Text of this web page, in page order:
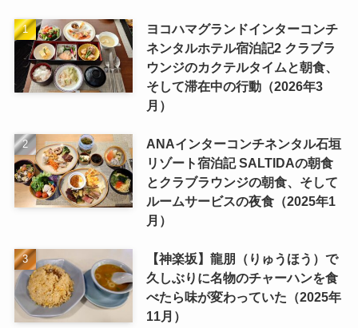
ヨコハマグランドインターコンチ
ネンタルホテル宿泊記2 クラブラ
ウンジのカクテルタイムと朝食、
そして滞在中の行動（2026年3
月）
ANAインターコンチネンタル石垣
リゾート宿泊記 SALTIDAの朝食
とクラブラウンジの朝食、そして
ルームサービスの夜食（2025年1
月）
【神楽坂】龍朋（りゅうほう）で
久しぶりに名物のチャーハンを食
べたら味が変わっていた（2025年
11月）